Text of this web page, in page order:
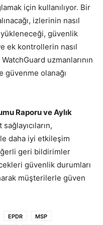
için kullanılıyor. Bir
izlerinin nasıl
güvenlik
ek kontrollerin nasıl
uzmanlarının
olanağı
Raporu ve Aylık
daha iyi etkileşim
geri bildirimler
güvenlik durumları
müşterilerle güven
EPDR
MSP